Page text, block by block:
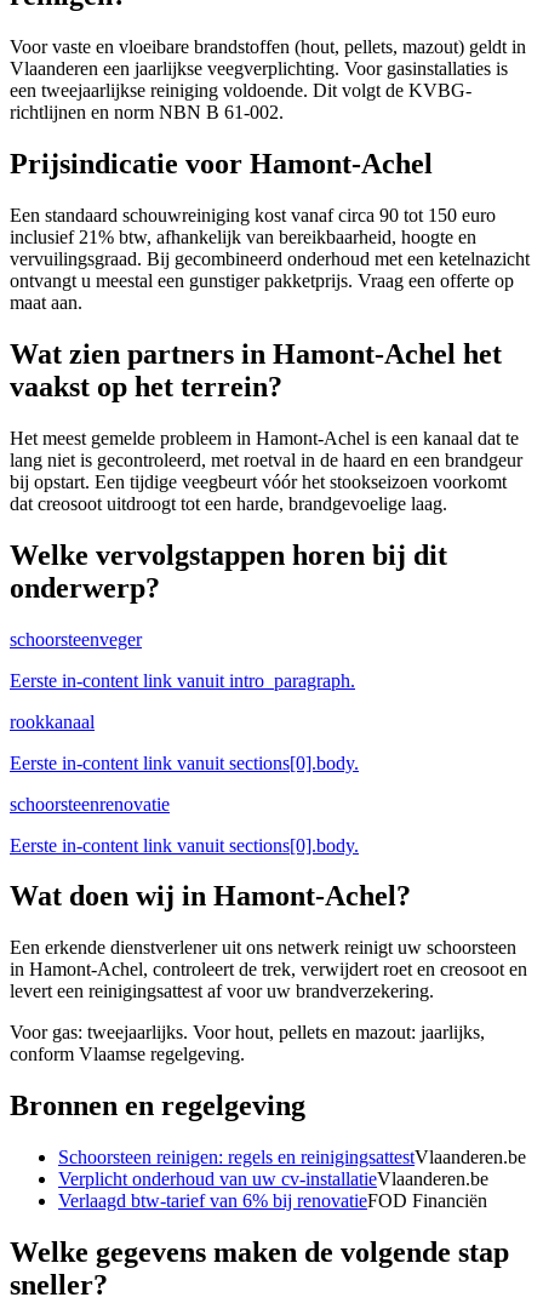
Voor vaste en vloeibare brandstoffen (hout, pellets, mazout) geldt in
Vlaanderen een jaarlijkse veegverplichting. Voor gasinstallaties is
een tweejaarlijkse reiniging voldoende. Dit volgt de KVBG-
richtlijnen en norm NBN B 61-002.
Prijsindicatie voor Hamont-Achel
Een standaard schouwreiniging kost vanaf circa 90 tot 150 euro
inclusief 21% btw, afhankelijk van bereikbaarheid, hoogte en
vervuilingsgraad. Bij gecombineerd onderhoud met een ketelnazicht
ontvangt u meestal een gunstiger pakketprijs. Vraag een offerte op
maat aan.
Wat zien partners in Hamont-Achel het
vaakst op het terrein?
Het meest gemelde probleem in Hamont-Achel is een kanaal dat te
lang niet is gecontroleerd, met roetval in de haard en een brandgeur
bij opstart. Een tijdige veegbeurt vóór het stookseizoen voorkomt
dat creosoot uitdroogt tot een harde, brandgevoelige laag.
Welke vervolgstappen horen bij dit
onderwerp?
schoorsteenveger
Eerste in-content link vanuit intro_paragraph.
rookkanaal
Eerste in-content link vanuit sections[0].body.
schoorsteenrenovatie
Eerste in-content link vanuit sections[0].body.
Wat doen wij in Hamont-Achel?
Een erkende dienstverlener uit ons netwerk reinigt uw schoorsteen
in Hamont-Achel, controleert de trek, verwijdert roet en creosoot en
levert een reinigingsattest af voor uw brandverzekering.
Voor gas: tweejaarlijks. Voor hout, pellets en mazout: jaarlijks,
conform Vlaamse regelgeving.
Bronnen en regelgeving
Schoorsteen reinigen: regels en reinigingsattestVlaanderen.be
Verplicht onderhoud van uw cv-installatieVlaanderen.be
Verlaagd btw-tarief van 6% bij renovatieFOD Financiën
Welke gegevens maken de volgende stap
sneller?